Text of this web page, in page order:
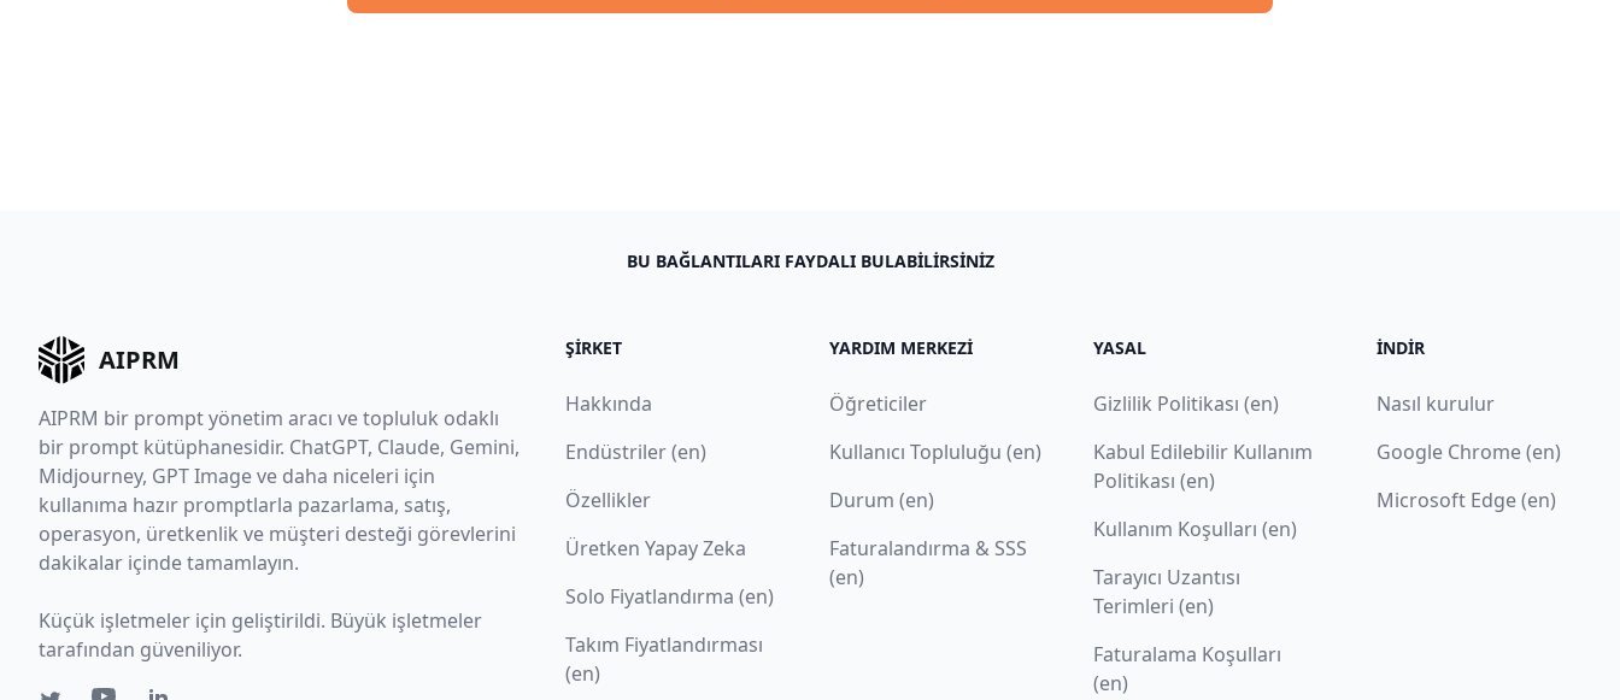
BU BAĞLANTILARI FAYDALI BULABILIRSINIZ
AIPRM
AIPRM bir prompt yönetim aracı ve topluluk odaklı
bir prompt kütüphanesidir. ChatGPT, Claude, Gemini,
Midjourney, GPT Image ve daha niceleri için
kullanıma hazır promptlarla pazarlama, satış,
operasyon, üretkenlik ve müşteri desteği görevlerini
dakikalar içinde tamamlayın.
Küçük işletmeler için geliştirildi. Büyük işletmeler
tarafından güveniliyor.
ŞIRKET
Hakkında
Endüstriler (en)
Özellikler
Üretken Yapay Zeka
Solo Fiyatlandırma (en)
Takım Fiyatlandırması
(en)
YARDIM MERKEZI
Öğreticiler
Kullanıcı Topluluğu (en)
Durum (en)
Faturalandırma & SSS
(en)
YASAL
Gizlilik Politikası (en)
Kabul Edilebilir Kullanım
Politikası (en)
Kullanım Koşulları (en)
Tarayıcı Uzantısı
Terimleri (en)
Faturalama Koşulları
(en)
İNDIR
Nasıl kurulur
Google Chrome (en)
Microsoft Edge (en)